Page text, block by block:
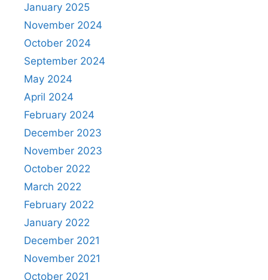
January 2025
November 2024
October 2024
September 2024
May 2024
April 2024
February 2024
December 2023
November 2023
October 2022
March 2022
February 2022
January 2022
December 2021
November 2021
October 2021